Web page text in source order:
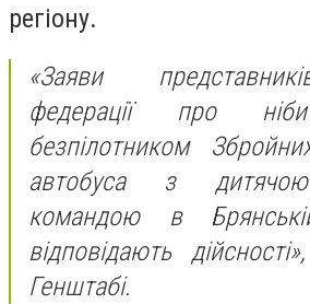
регіону.
«Заяви
федерації про
безпілотником
автобуса з
командою в
відповідають
Генштабі.